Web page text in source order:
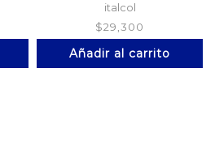
italcol
$29,300
Añadir al carrito